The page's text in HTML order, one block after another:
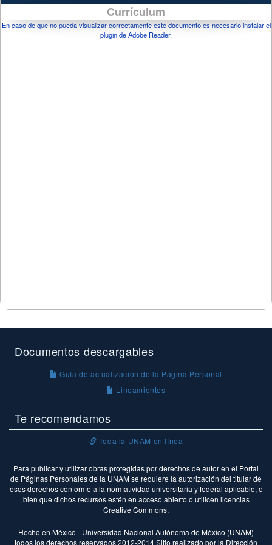
Currículum
En caso de que no pueda visualizar correctamente este documento es necesario instalar el
plugin de Adobe Reader.
Documentos descargables
Guía de actualización de la Página Personal
Lineamientos
Te recomendamos
Toda la UNAM en línea
Para publicar y utilizar obras protegidas por derechos de autor en el Portal
de Páginas Personales de la UNAM se requiere la autorización del titular de
esos derechos conforme a la normatividad universitaria y federal aplicable, o
bien que dichos recursos estén en acceso abierto o utilicen licencias
Creative Commons.
Hecho en México - Universidad Nacional Autónoma de México (UNAM)
todos los derechos reservados 2012-2014 Sitio realizado por la Dirección